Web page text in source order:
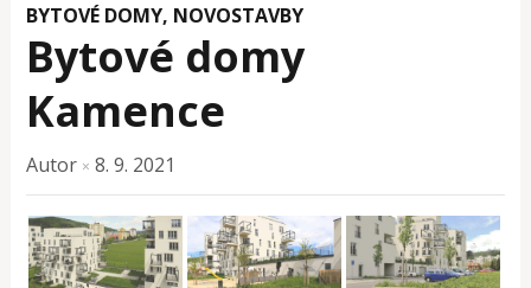
BYTOVÉ DOMY, NOVOSTAVBY
Bytové domy
Kamence
Autor × 8. 9. 2021